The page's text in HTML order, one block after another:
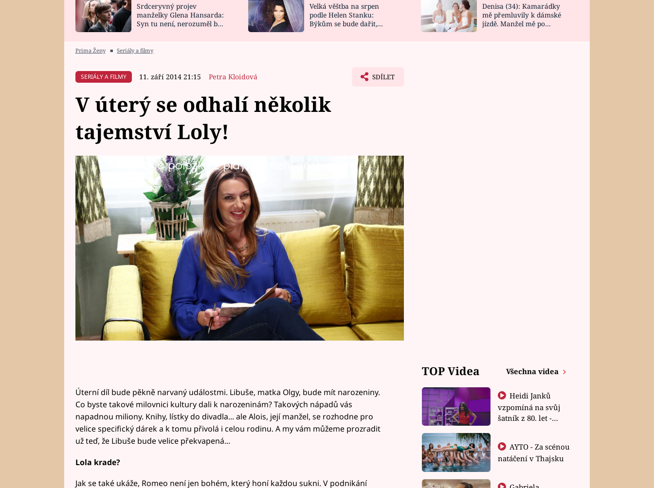
HOROSKOP NA
CELEBRITY
VAŘENÍ
NOVINKY
VIDEORECEPTY
DESIGN
Srdceryvný projev
manželky Glena Hansarda:
Syn tu není, nerozuměl by
Velká věštba na srpen
podle Helen Stanku:
Býkům se bude dařit,
Denisa (34): Kamarádky
mě přemluvily k dámské
jízdě. Manžel mě po
Prima Ženy ■ Seriály a filmy
SERIÁLY A FILMY 11. září 2014 21:15 Petra Kloidová SDÍLET
V úterý se odhalí několik
tajemství Loly!
Žádná položka z playlistu není dostupná.
Co uvidíte v úterý v dalším dílu Svateb v Benátkách? Na Primě můžete
každé úterý a čtvrtek ve 20.15 sledovat seriál o peripetiích Olgy
Drozdové a nejen jejích. Na našem webu uvidíte extra sestřih z
dalšího dílu. A Lole Romeo s Olgou tentokrát pořádně zatopí.
Úterní díl bude pěkně narvaný událostmi. Libuše, matka Olgy, bude mít narozeniny.
Co byste takové milovnici kultury dali k narozeninám? Takových nápadů vás
napadnou miliony. Knihy, lístky do divadla... ale Alois, její manžel, se rozhodne pro
velice specifický dárek a k tomu přivolá i celou rodinu. A my vám můžeme prozradit
už teď, že Libuše bude velice překvapená...
Lola krade?
Jak se také ukáže, Romeo není jen bohém, který honí každou sukni. V podnikání
TOP Videa Všechna videa
Heidi Janků
vzpomíná na svůj
šatník z 80. let -
natáčení v Thajsku